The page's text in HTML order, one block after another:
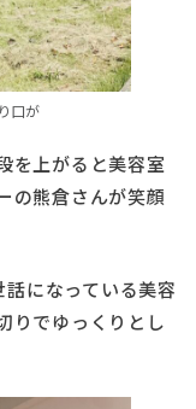
口が
を上がると美容室
の熊倉さんが笑顔
になっている美容
りでゆっくりとし